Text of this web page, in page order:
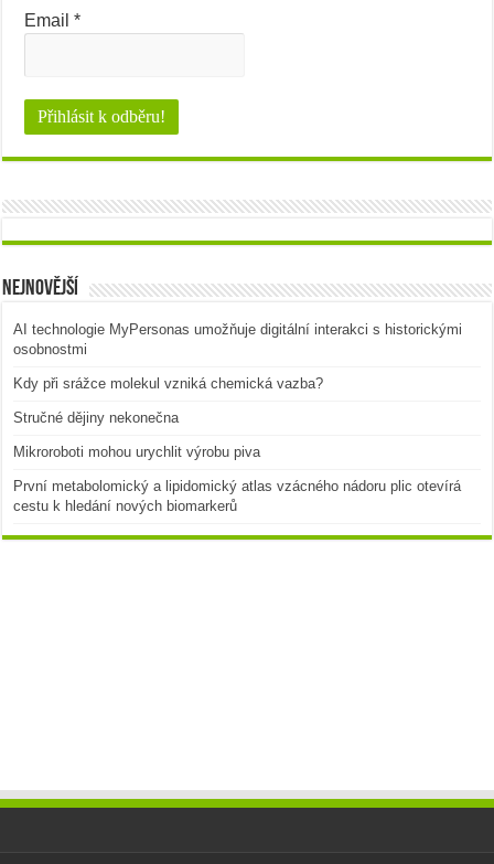
Email*
Nejnovější
AI technologie MyPersonas umožňuje digitální interakci s historickými
osobnostmi
Kdy při srážce molekul vzniká chemická vazba?
Stručné dějiny nekonečna
Mikroroboti mohou urychlit výrobu piva
První metabolomický a lipidomický atlas vzácného nádoru plic otevírá
cestu k hledání nových biomarkerů